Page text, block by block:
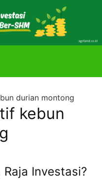
durian montong
kebun
Raja Investasi?